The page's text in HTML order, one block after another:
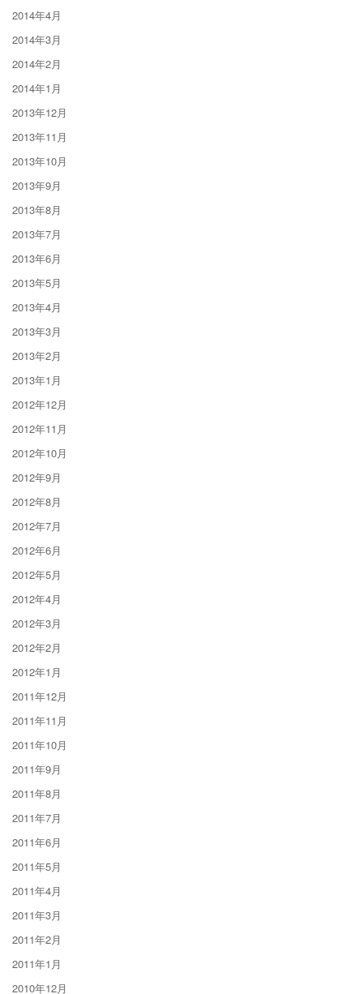
2014年4月
2014年3月
2014年2月
2014年1月
2013年12月
2013年11月
2013年10月
2013年9月
2013年8月
2013年7月
2013年6月
2013年5月
2013年4月
2013年3月
2013年2月
2013年1月
2012年12月
2012年11月
2012年10月
2012年9月
2012年8月
2012年7月
2012年6月
2012年5月
2012年4月
2012年3月
2012年2月
2012年1月
2011年12月
2011年11月
2011年10月
2011年9月
2011年8月
2011年7月
2011年6月
2011年5月
2011年4月
2011年3月
2011年2月
2011年1月
2010年12月